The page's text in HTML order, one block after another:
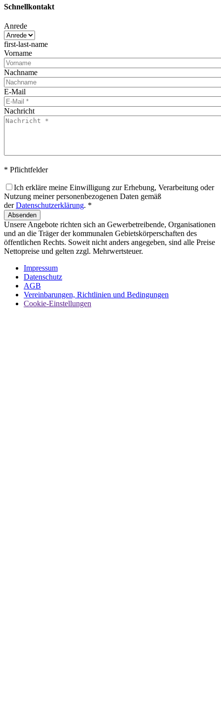
Schnellkontakt
Anrede
first-last-name
Vorname
Nachname
E-Mail
Nachricht
* Pflichtfelder
Ich erkläre meine Einwilligung zur Erhebung, Verarbeitung oder
Nutzung meiner personenbezogenen Daten gemäß
derDatenschutzerklärung. *
Absenden
Unsere Angebote richten sich an Gewerbetreibende, Organisationen
und an die Träger der kommunalen Gebietskörperschaften des
öffentlichen Rechts. Soweit nicht anders angegeben, sind alle Preise
Nettopreise und gelten zzgl. Mehrwertsteuer.
Impressum
Datenschutz
AGB
Vereinbarungen, Richtlinien und Bedingungen
Cookie-Einstellungen